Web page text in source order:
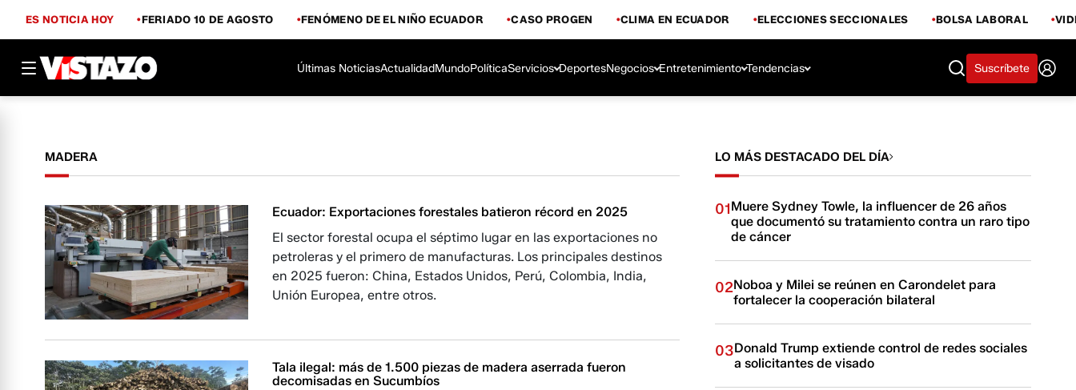
ES NOTICIA HOY FERIADO 10 DE AGOSTO FENÓMENO DE EL NIÑO ECUADOR CASO PROGEN CLIMA EN ECUADOR ELECCIONES SECCIONALES BOLSA LABORAL
Últimas NoticiasActualidadMundoPolíticaServicios DeportesNegocios Entretenimiento Tendencias Suscríbete
MADERA
Ecuador: Exportaciones forestales batieron récord en 2025
El sector forestal ocupa el séptimo lugar en las exportaciones no
petroleras y el primero de manufacturas. Los principales destinos
en 2025 fueron: China, Estados Unidos, Perú, Colombia, India,
Unión Europea, entre otros.
Tala ilegal: más de 1.500 piezas de madera aserrada fueron
decomisadas en Sucumbíos
LO MÁS DESTACADO DEL DÍA
01Muere Sydney Towle, la influencer de 26 años
que documentó su tratamiento contra un raro tipo
de cáncer
02Noboa y Milei se reúnen en Carondelet para
fortalecer la cooperación bilateral
03Donald Trump extiende control de redes sociales
a solicitantes de visado